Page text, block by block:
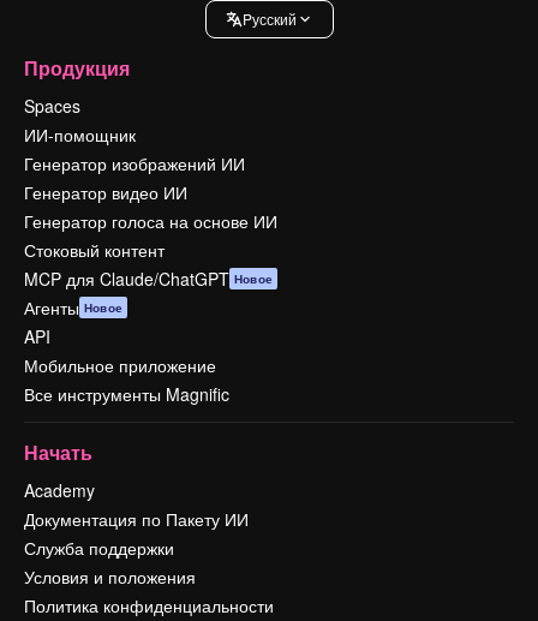
Pусский
Продукция
Spaces
ИИ-помощник
Генератор изображений ИИ
Генератор видео ИИ
Генератор голоса на основе ИИ
Стоковый контент
MCP для Claude/ChatGPT Новое
Агенты Новое
API
Мобильное приложение
Все инструменты Magnific
Начать
Academy
Документация по Пакету ИИ
Служба поддержки
Условия и положения
Политика конфиденциальности